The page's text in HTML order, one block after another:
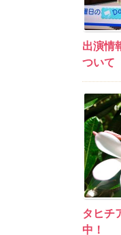
出演情
ついて
タヒチ
中！